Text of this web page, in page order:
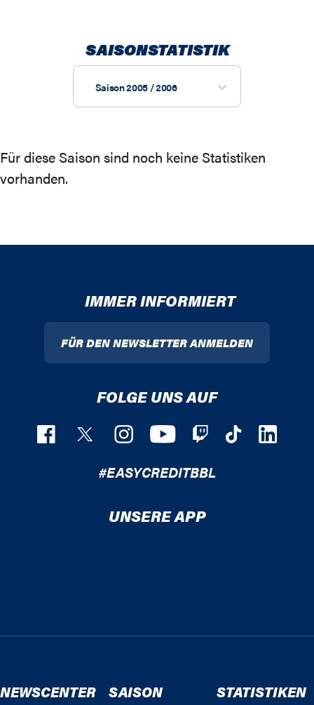
SAISONSTATISTIK
Saison 2005 / 2006
Für diese Saison sind noch keine Statistiken
vorhanden.
IMMER INFORMIERT
FÜR DEN NEWSLETTER ANMELDEN
FOLGE UNS AUF
#EASYCREDITBBL
UNSERE APP
NEWSCENTER SAISON STATISTIKEN